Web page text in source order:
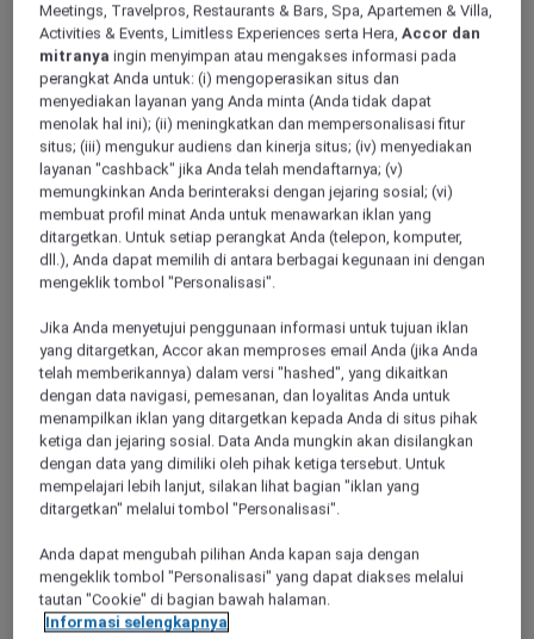
Panggilan Blue Mountains
Cheryl dan aku cuma bisa menghabiskan
waktu di dalam kota. Mengerjakan rutinitas
yang menguras energi kami, membuat kami
lekas marah dan lelah. Setiap beberapa bulan,
kami perlu melepaskan diri dari segala sesuatu
yang konkret dan menyatu dengan alam
selama beberapa hari. Blue Mountains adalah
tujuan rutin kami. Pemandangan yang
spektakuler membantu kami sejenak
melupakan tenggat waktu dan mempererat
Setelah beraktivitas tiada henti selama
beberapa bulan, aku mendambakan suatu
jeda dari semua itu. Cheryl juga bekerja keras
dan aku ingin meredakan ketegangan dari
wajahnya, meski hanya beberapa hari. Maka,
aku menyisihkan akhir pekan panjang dalam
agenda kami dan mulai mencari tempat
untuk menginap. Tempat yang sering kami
kunjungi memang indah, tetapi aku ingin
sesuatu yang spesial. Harus ada spa, restoran
yang bagus, dan menerima kartu Accor Plus.
Aku menelepon temanku yang belakangan ini
Meetings, Travelpros, Restaurants & Bars, Spa, Apartemen & Villa,
Activities & Events, Limitless Experiences serta Hera,Accor dan
mitranya ingin menyimpan atau mengakses informasi pada
perangkat Anda untuk: (i) mengoperasikan situs dan
menyediakan layanan yang Anda minta (Anda tidak dapat
menolak hal ini); (ii) meningkatkan dan mempersonalisasi fitur
situs; (iii) mengukur audiens dan kinerja situs; (iv) menyediakan
layanan "cashback" jika Anda telah mendaftarnya; (v)
memungkinkan Anda berinteraksi dengan jejaring sosial; (vi)
membuat profil minat Anda untuk menawarkan iklan yang
ditargetkan. Untuk setiap perangkat Anda (telepon, komputer,
dll.), Anda dapat memilih di antara berbagai kegunaan ini dengan
mengeklik tombol "Personalisasi".
Jika Anda menyetujui penggunaan informasi untuk tujuan iklan
yang ditargetkan, Accor akan memproses email Anda (jika Anda
telah memberikannya) dalam versi "hashed", yang dikaitkan
dengan data navigasi, pemesanan, dan loyalitas Anda untuk
menampilkan iklan yang ditargetkan kepada Anda di situs pihak
ketiga dan jejaring sosial. Data Anda mungkin akan disilangkan
dengan data yang dimiliki oleh pihak ketiga tersebut. Untuk
mempelajari lebih lanjut, silakan lihat bagian "iklan yang
ditargetkan" melalui tombol "Personalisasi".
Anda dapat mengubah pilihan Anda kapan saja dengan
mengeklik tombol "Personalisasi" yang dapat diakses melalui
tautan "Cookie" di bagian bawah halaman.
Informasi selengkapnya